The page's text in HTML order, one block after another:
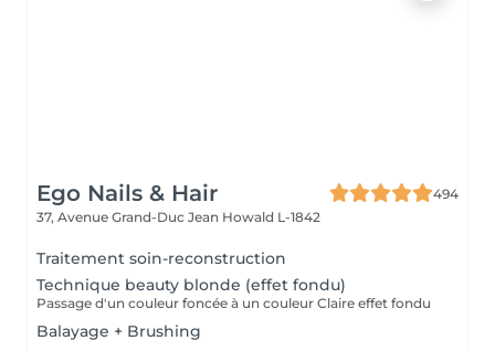
Ego Nails & Hair
494
37, Avenue Grand-Duc Jean Howald L-1842
Traitement soin-reconstruction
Technique beauty blonde (effet fondu)
Passage d'un couleur foncée à un couleur Claire effet fondu
Balayage + Brushing